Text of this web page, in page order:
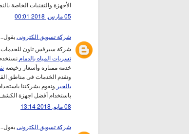
الأجهزة والتقنيات الخاصة
05 مارس, 2018 00:01
شركة تسويق الكترونىيقول...
شركة سيرفس تاون للخدمات
تسربات المياه بالدمام
خدمة ممتازة وأسعار رخيصة
ونقدم الخدمات فى مناطق
بالخبر ونقوم بشركتنا
باستخدام أفضل اجهزة
08 مايو, 2018 13:14
شركة تسويق الكترونىيقول...